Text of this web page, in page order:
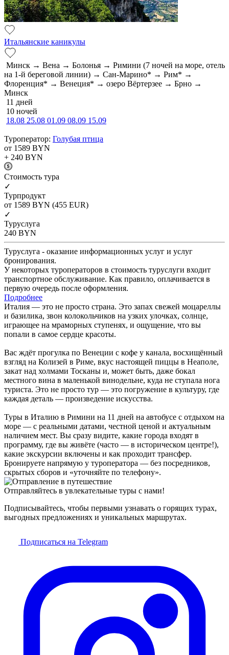
Итальянские каникулы
Минск → Вена → Болонья → Римини (7 ночей на море, отель
на 1-й береговой линии) → Сан-Марино* → Рим* →
Флоренция* → Венеция* → озеро Вёртерзее → Брно →
Минск
11 дней
10 ночей
18.08 25.08 01.09 08.09 15.09
Туроператор: Голубая птица
от 1589 BYN
+ 240 BYN
Cтоимость тура
✓
Турпродукт
от 1589 BYN (455 EUR)
✓
Туруслуга
240 BYN
Туруслуга - оказание информационных услуг и услуг
бронирования.
У некоторых туроператоров в стоимость туруслуги входит
транспортное обслуживание. Как правило, оплачивается в
первую очередь после оформления.
Подробнее
Италия — это не просто страна. Это запах свежей моцареллы
и базилика, звон колокольчиков на узких улочках, солнце,
играющее на мраморных ступенях, и ощущение, что вы
попали в самое сердце красоты.
Вас ждёт прогулка по Венеции с кофе у канала, восхищённый
взгляд на Колизей в Риме, вкус настоящей пиццы в Неаполе,
закат над холмами Тосканы и, может быть, даже бокал
местного вина в маленькой винодельне, куда не ступала нога
туриста. Это не просто тур — это погружение в культуру, где
каждая деталь — произведение искусства.
Туры в Италию в Римини на 11 дней на автобусе с отдыхом на
море — с реальными датами, честной ценой и актуальным
наличием мест. Вы сразу видите, какие города входят в
программу, где вы живёте (часто — в историческом центре!),
какие экскурсии включены и как проходит трансфер.
Бронируете напрямую у туроператора — без посредников,
скрытых сборов и «уточняйте по телефону».
Отправляйтесь в увлекательные туры с нами!
Подписывайтесь, чтобы первыми узнавать о горящих турах,
выгодных предложениях и уникальных маршрутах.
Подписаться на Telegram